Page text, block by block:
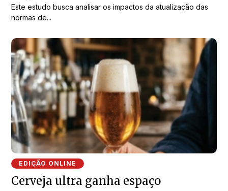
Este estudo busca analisar os impactos da atualização das
normas de...
EDIÇÃO ONLINE
Cerveja ultra ganha espaço